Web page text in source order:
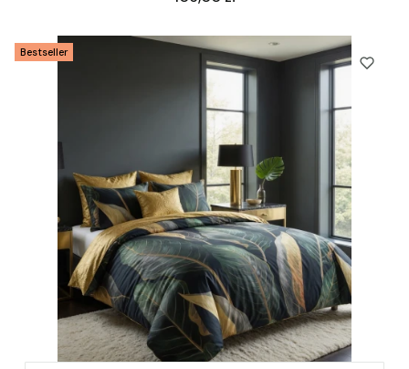
Bestseller